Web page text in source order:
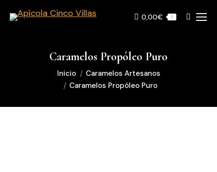
0,00€ 0 Buscar:
Caramelos Propóleo Puro
Inicio
Caramelos Artesanos
Caramelos Propóleo Puro